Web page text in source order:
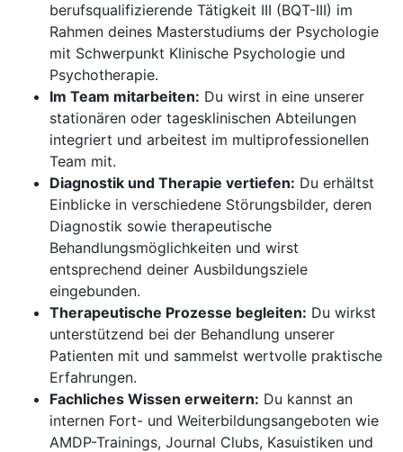
berufsqualifizierende Tätigkeit III (BQT-III) im
Rahmen deines Masterstudiums der Psychologie
mit Schwerpunkt Klinische Psychologie und
Psychotherapie.
Im Team mitarbeiten: Du wirst in eine unserer
stationären oder tagesklinischen Abteilungen
integriert und arbeitest im multiprofessionellen
Team mit.
Diagnostik und Therapie vertiefen: Du erhältst
Einblicke in verschiedene Störungsbilder, deren
Diagnostik sowie therapeutische
Behandlungsmöglichkeiten und wirst
entsprechend deiner Ausbildungsziele
eingebunden.
Therapeutische Prozesse begleiten: Du wirkst
unterstützend bei der Behandlung unserer
Patienten mit und sammelst wertvolle praktische
Erfahrungen.
Fachliches Wissen erweitern: Du kannst an
internen Fort- und Weiterbildungsangeboten wie
AMDP-Trainings, Journal Clubs, Kasuistiken und